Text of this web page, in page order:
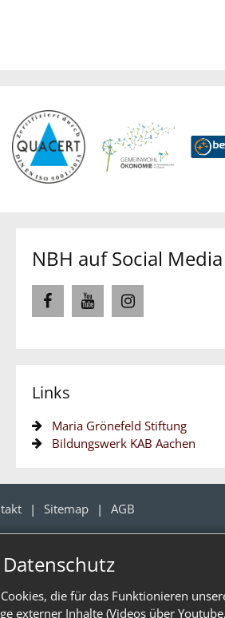
die für das Funktionieren
externer Inhalte (Videos über
NBH auf Social Media
Links
Maria Grönefeld Stiftung
Bildungswerk KAB Aachen
Sitemap AGB